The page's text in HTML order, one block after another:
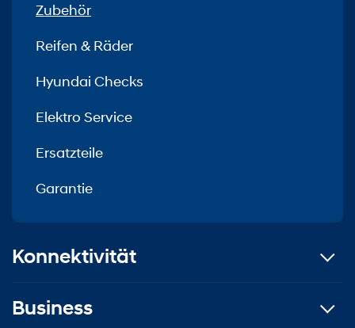
Zubehör
Reifen & Räder
Hyundai Checks
Elektro Service
Ersatzteile
Garantie
Konnektivität
Business